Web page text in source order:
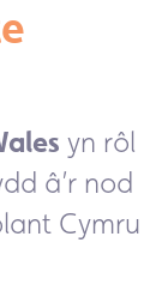
yn rôl
â’r nod
Cymru